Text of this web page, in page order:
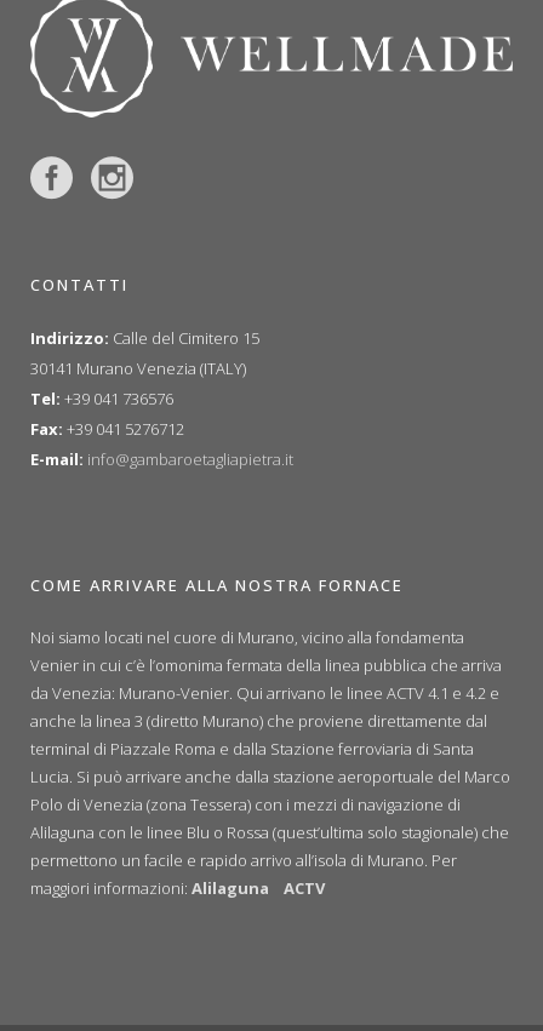
CONTATTI
Indirizzo: Calle del Cimitero 15
30141 Murano Venezia (ITALY)
Tel: +39 041 736576
Fax: +39 041 5276712
E-mail: info@gambaroetagliapietra.it
COME ARRIVARE ALLA NOSTRA FORNACE
Noi siamo locati nel cuore di Murano, vicino alla fondamenta
Venier in cui c’è l’omonima fermata della linea pubblica che arriva
da Venezia: Murano-Venier. Qui arrivano le linee ACTV 4.1 e 4.2 e
anche la linea 3 (diretto Murano) che proviene direttamente dal
terminal di Piazzale Roma e dalla Stazione ferroviaria di Santa
Lucia. Si può arrivare anche dalla stazione aeroportuale del Marco
Polo di Venezia (zona Tessera) con i mezzi di navigazione di
Alilaguna con le linee Blu o Rossa (quest’ultima solo stagionale) che
permettono un facile e rapido arrivo all’isola di Murano. Per
maggiori informazioni: Alilaguna ACTV